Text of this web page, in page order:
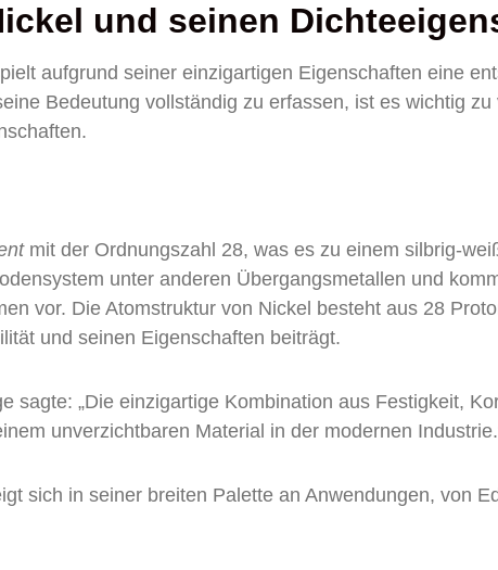
und seinen
aufgrund seiner einzigartigen Eigenschaften eine
Bedeutung vollständig zu erfassen, ist es wichtig
mit der Ordnungszahl 28, was es zu einem silbrig-
unter anderen Übergangsmetallen und
vor. Die Atomstruktur von Nickel besteht aus 28
und seinen Eigenschaften beiträgt.
sagte: „Die einzigartige Kombination aus Festigkeit,
unverzichtbaren Material in der modernen
sich in seiner breiten Palette an Anwendungen, von